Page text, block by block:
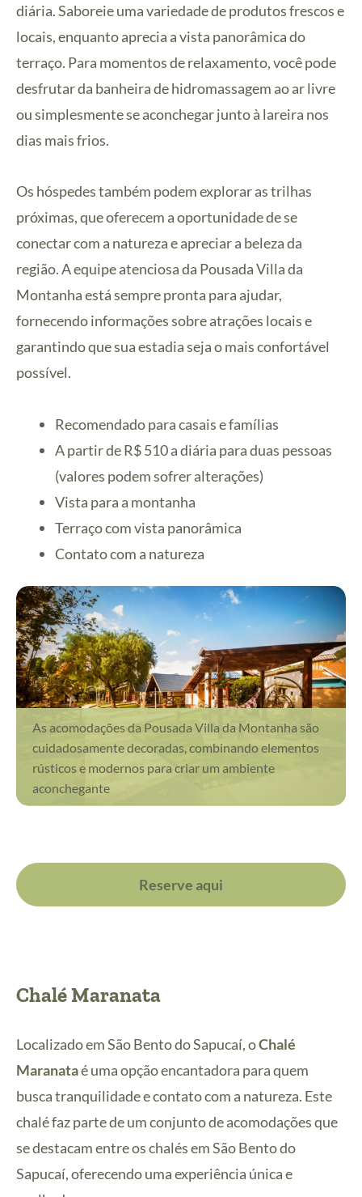
diária. Saboreie uma variedade de produtos frescos e
locais, enquanto aprecia a vista panorâmica do
terraço. Para momentos de relaxamento, você pode
desfrutar da banheira de hidromassagem ao ar livre
ou simplesmente se aconchegar junto à lareira nos
dias mais frios.
Os hóspedes também podem explorar as trilhas
próximas, que oferecem a oportunidade de se
conectar com a natureza e apreciar a beleza da
região. A equipe atenciosa da Pousada Villa da
Montanha está sempre pronta para ajudar,
fornecendo informações sobre atrações locais e
garantindo que sua estadia seja o mais confortável
possível.
Recomendado para casais e famílias
A partir de R$ 510 a diária para duas pessoas
(valores podem sofrer alterações)
Vista para a montanha
Terraço com vista panorâmica
Contato com a natureza
As acomodações da Pousada Villa da Montanha são
cuidadosamente decoradas, combinando elementos
rústicos e modernos para criar um ambiente
aconchegante
Reserve aqui
Chalé Maranata
Localizado em São Bento do Sapucaí, oChalé
Maranataé uma opção encantadora para quem
busca tranquilidade e contato com a natureza. Este
chalé faz parte de um conjunto de acomodações que
se destacam entre os chalés em São Bento do
Sapucaí, oferecendo uma experiência única e